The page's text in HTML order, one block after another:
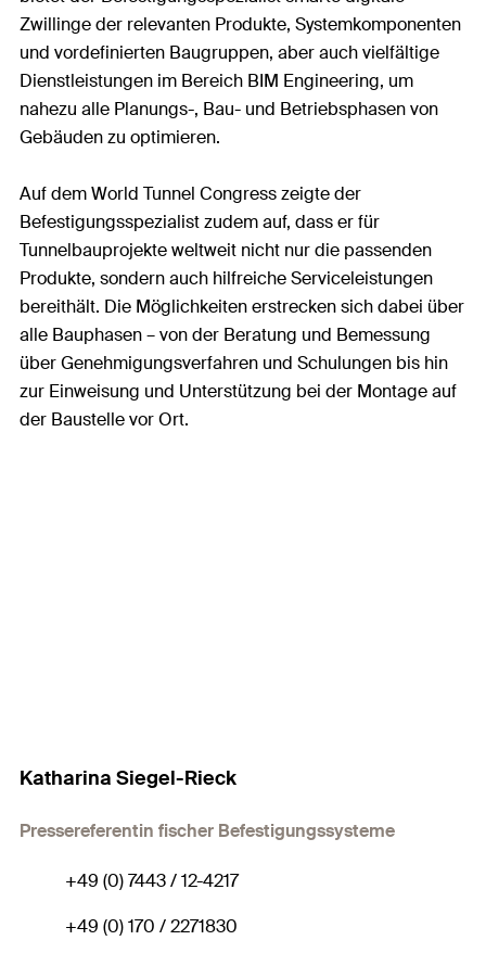
Zwillinge der relevanten Produkte, Systemkomponenten
und vordefinierten Baugruppen, aber auch vielfältige
Dienstleistungen im Bereich BIM Engineering, um
nahezu alle Planungs-, Bau- und Betriebsphasen von
Gebäuden zu optimieren.
Auf dem World Tunnel Congress zeigte der
Befestigungsspezialist zudem auf, dass er für
Tunnelbauprojekte weltweit nicht nur die passenden
Produkte, sondern auch hilfreiche Serviceleistungen
bereithält. Die Möglichkeiten erstrecken sich dabei über
alle Bauphasen – von der Beratung und Bemessung
über Genehmigungsverfahren und Schulungen bis hin
zur Einweisung und Unterstützung bei der Montage auf
der Baustelle vor Ort.
Katharina Siegel-Rieck
Pressereferentin fischer Befestigungssysteme
+49 (0) 7443 / 12-4217
+49 (0) 170 / 2271830